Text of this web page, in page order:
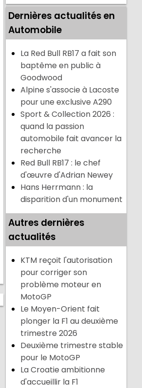
Dernières actualités en
Automobile
La Red Bull RB17 a fait son
baptême en public à
Goodwood
Alpine s'associe à Lacoste
pour une exclusive A290
Sport & Collection 2026 :
quand la passion
automobile fait avancer la
recherche
Red Bull RB17 : le chef
d'œuvre d'Adrian Newey
Hans Herrmann : la
disparition d'un monument
Autres dernières
actualités
KTM reçoit l'autorisation
pour corriger son
problème moteur en
MotoGP
Le Moyen-Orient fait
plonger la F1 au deuxième
trimestre 2026
Deuxième trimestre stable
pour le MotoGP
La Croatie ambitionne
d'accueillir la F1